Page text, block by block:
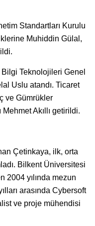
Standartları Kurulu
Muhiddin Gülal,
Bilgi Teknolojileri Genel
Uslu atandı. Ticaret
ve Gümrükler
Mehmet Akıllı getirildi.
Çetinkaya, ilk, orta
Bilkent Üniversitesi
2004 yılında mezun
arasında Cybersoft
ve proje mühendisi